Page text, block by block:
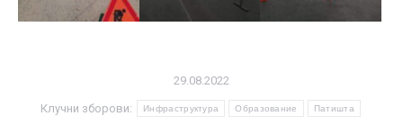
29.08.2022
Клучни зборови: Инфраструктура Образование Патишта